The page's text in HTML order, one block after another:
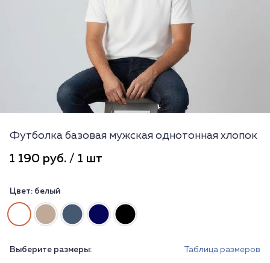
Футболка базовая мужская однотонная хлопок
1 190 руб. / 1 шт
Цвет: белый
Выберите размеры: Таблица размеров